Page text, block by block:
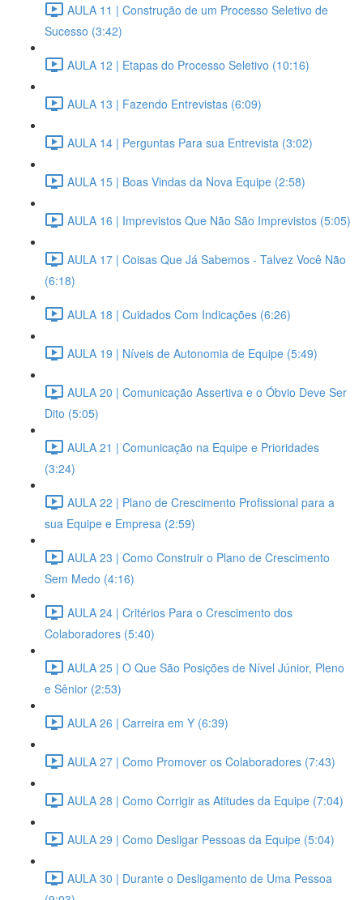
AULA 11 | Construção de um Processo Seletivo de
Sucesso (3:42)
AULA 12 | Etapas do Processo Seletivo (10:16)
AULA 13 | Fazendo Entrevistas (6:09)
AULA 14 | Perguntas Para sua Entrevista (3:02)
AULA 15 | Boas Vindas da Nova Equipe (2:58)
AULA 16 | Imprevistos Que Não São Imprevistos (5:05)
AULA 17 | Coisas Que Já Sabemos - Talvez Você Não
(6:18)
AULA 18 | Cuidados Com Indicações (6:26)
AULA 19 | Níveis de Autonomia de Equipe (5:49)
AULA 20 | Comunicação Assertiva e o Óbvio Deve Ser
Dito (5:05)
AULA 21 | Comunicação na Equipe e Prioridades
(3:24)
AULA 22 | Plano de Crescimento Profissional para a
sua Equipe e Empresa (2:59)
AULA 23 | Como Construir o Plano de Crescimento
Sem Medo (4:16)
AULA 24 | Critérios Para o Crescimento dos
Colaboradores (5:40)
AULA 25 | O Que São Posições de Nível Júnior, Pleno
e Sênior (2:53)
AULA 26 | Carreira em Y (6:39)
AULA 27 | Como Promover os Colaboradores (7:43)
AULA 28 | Como Corrigir as Atitudes da Equipe (7:04)
AULA 29 | Como Desligar Pessoas da Equipe (5:04)
AULA 30 | Durante o Desligamento de Uma Pessoa